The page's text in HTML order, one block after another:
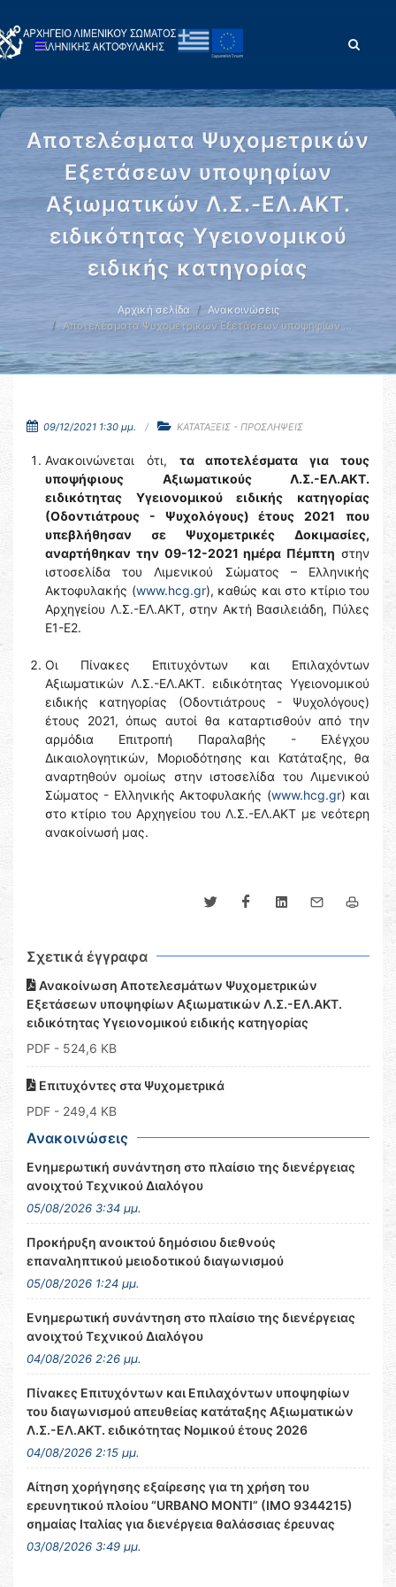
Αποτελέσματα Ψυχομετρικών
Εξετάσεων υποψηφίων
Αξιωματικών Λ.Σ.-ΕΛ.ΑΚΤ.
ειδικότητας Υγειονομικού
ειδικής κατηγορίας
Αρχική σελίδα
Ανακοινώσεις
Αποτελέσματα Ψυχομετρικών Εξετάσεων υποψηφίων …
09/12/2021 1:30 μμ. ΚΑΤΑΤΑΞΕΙΣ - ΠΡΟΣΛΗΨΕΙΣ
Ανακοινώνεται ότι, τα αποτελέσματα για τους
υποψήφιους Αξιωματικούς Λ.Σ.-ΕΛ.ΑΚΤ.
ειδικότητας Υγειονομικού ειδικής κατηγορίας
(Οδοντιάτρους - Ψυχολόγους) έτους 2021
που
υπεβλήθησαν σε Ψυχομετρικές Δοκιμασίες,
αναρτήθηκαν την 09-12-2021 ημέρα Πέμπτη στην
ιστοσελίδα του Λιμενικού Σώματος – Ελληνικής
Ακτοφυλακής (www.hcg.gr), καθώς και στο κτίριο του
Αρχηγείου Λ.Σ.-ΕΛ.ΑΚΤ, στην Ακτή Βασιλειάδη, Πύλες
Ε1-Ε2.
Οι Πίνακες Επιτυχόντων και Επιλαχόντων
Αξιωματικών Λ.Σ.-ΕΛ.ΑΚΤ. ειδικότητας Υγειονομικού
ειδικής κατηγορίας (Οδοντιάτρους - Ψυχολόγους)
έτους 2021, όπως αυτοί θα καταρτισθούν από την
αρμόδια Επιτροπή Παραλαβής - Ελέγχου
Δικαιολογητικών, Μοριοδότησης και Κατάταξης, θα
αναρτηθούν ομοίως στην ιστοσελίδα του Λιμενικού
Σώματος - Ελληνικής Ακτοφυλακής (www.hcg.gr) και
στο κτίριο του Αρχηγείου του Λ.Σ.-ΕΛ.ΑΚΤ με νεότερη
ανακοίνωσή μας.
Σχετικά έγγραφα
Ανακοίνωση Αποτελεσμάτων Ψυχομετρικών
Εξετάσεων υποψηφίων Αξιωματικών Λ.Σ.-ΕΛ.ΑΚΤ.
ειδικότητας Υγειονομικού ειδικής κατηγορίας
PDF - 524,6 KB
Επιτυχόντες στα Ψυχομετρικά
PDF - 249,4 KB
Ανακοινώσεις
Ενημερωτική συνάντηση στο πλαίσιο της διενέργειας
ανοιχτού Τεχνικού Διαλόγου
05/08/2026 3:34 μμ.
Προκήρυξη ανοικτού δημόσιου διεθνούς
επαναληπτικού μειοδοτικού διαγωνισμού
05/08/2026 1:24 μμ.
Ενημερωτική συνάντηση στο πλαίσιο της διενέργειας
ανοιχτού Τεχνικού Διαλόγου
04/08/2026 2:26 μμ.
Πίνακες Επιτυχόντων και Επιλαχόντων υποψηφίων
του διαγωνισμού απευθείας κατάταξης Αξιωματικών
Λ.Σ.-ΕΛ.ΑΚΤ. ειδικότητας Νομικού έτους 2026
04/08/2026 2:15 μμ.
Αίτηση χορήγησης εξαίρεσης για τη χρήση του
ερευνητικού πλοίου “URBANO MONTI” (IMO 9344215)
σημαίας Ιταλίας για διενέργεια θαλάσσιας έρευνας
03/08/2026 3:49 μμ.